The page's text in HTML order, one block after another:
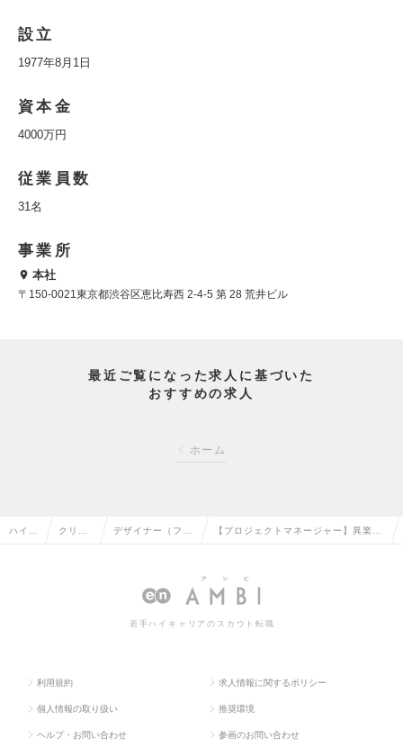
設立
1977年8月1日
資本金
4000万円
従業員数
31名
事業所
本社
〒150-0021東京都渋谷区恵比寿西 2-4-5 第 28 荒井ビル
最近ご覧になった求人に基づいた
おすすめの求人
ホーム
ハイク クリエ デザイナー（ファ
リア・工業）の転
【プロジェクトマネージャー】異業界
ジェクトをリード/年休130日の求人情
若手ハイキャリアのスカウト転職
利用規約 求人情報に関するポリシー
個人情報の取り扱い 推奨環境
ヘルプ・お問い合わせ 参画のお問い合わせ